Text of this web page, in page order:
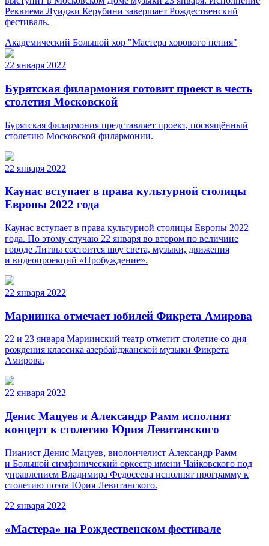
Реквиема Луиджи Керубини завершает Рождественский
фестиваль.
Академический Большой хор "Мастера хорового пения"
22 января 2022
Бурятская филармония готовит проект в честь
столетия Московской
Бурятская филармония представляет проект, посвящённый
столетию Московской филармонии.
22 января 2022
Каунас вступает в права культурной столицы
Европы 2022 года
Каунас вступает в права культурной столицы Европы 2022
года. По этому случаю 22 января во втором по величине
городе Литвы состоится шоу света, музыки, движения
и видеопроекций «Пробуждение».
22 января 2022
Мариинка отмечает юбилей Фикрета Амирова
22 и 23 января Мариинский театр отметит столетие со дня
рождения классика азербайджанской музыки Фикрета
Амирова.
22 января 2022
Денис Мацуев и Александр Рамм исполнят
концерт к столетию Юрия Левитанского
Пианист Денис Мацуев, виолончелист Александр Рамм
и Большой симфонический оркестр имени Чайковского под
управлением Владимира Федосеева исполнят программу к
столетию поэта Юрия Левитанского.
22 января 2022
«Мастера» на Рождественском фестивале